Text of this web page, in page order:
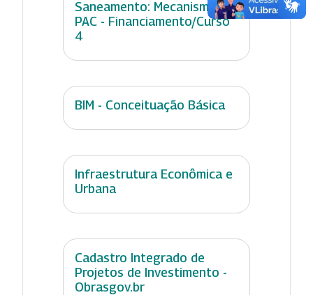
Saneamento: Mecanismos
PAC - Financiamento/Curso
4
BIM - Conceituação Básica
Infraestrutura Econômica e
Urbana
Cadastro Integrado de
Projetos de Investimento -
Obrasgov.br